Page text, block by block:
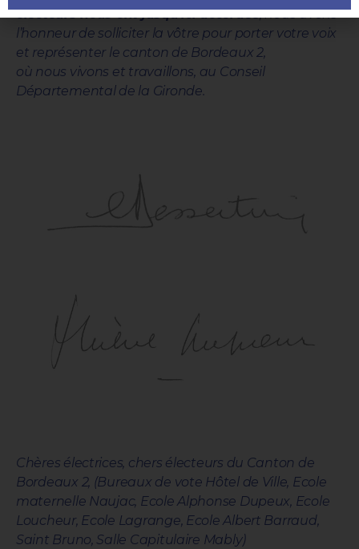
électeurs nous ont jusqu’ici accordée,nous avons
l’honneur de solliciter la vôtre pour porter votre voix
et représenter le canton de Bordeaux 2,
où nous vivons et travaillons, au Conseil
Départemental de la Gironde.
Chères électrices, chers électeurs du Canton de
Bordeaux 2, (Bureaux de vote Hôtel de Ville, Ecole
maternelle Naujac, Ecole Alphonse Dupeux, Ecole
Loucheur, Ecole Lagrange, Ecole Albert Barraud,
Saint Bruno, Salle Capitulaire Mably)